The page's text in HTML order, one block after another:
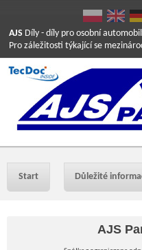
AJS Díly - díly pro osobní
Pro záležitosti týkající se
Start Důležité
AJS